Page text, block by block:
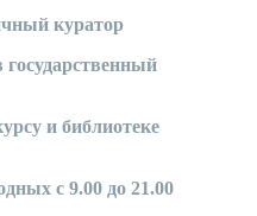
куратор
и библиотеке
с 9.00 до 21.00